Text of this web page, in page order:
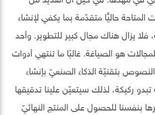
المتاحة حاليًّا متقدّمة بما يكفي لإنشاء
فلا يزال هناك مجال كبير للتطوير. وأحد
هو الصياغة. غالبًا ما تنتهي أدوات
بتقنيّة الذكاء الصنعيّ بإنشاء
ركيكة، لذلك سيتعيّن علينا تدقيقها
بنفسنا للحصول على المنتج النهائيّ